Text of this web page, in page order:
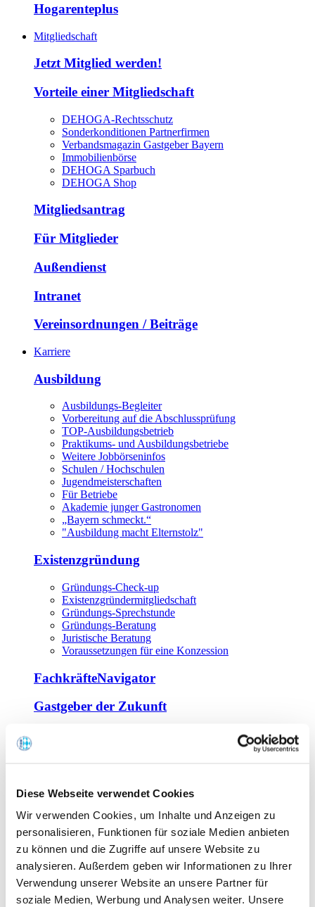
Diese Webseite verwendet Cookies
Wir verwenden Cookies, um Inhalte und Anzeigen zu
personalisieren, Funktionen für soziale Medien anbieten
zu können und die Zugriffe auf unsere Website zu
analysieren. Außerdem geben wir Informationen zu Ihrer
Verwendung unserer Website an unsere Partner für
soziale Medien, Werbung und Analysen weiter. Unsere
Hogarenteplus
Mitgliedschaft
Jetzt Mitglied werden!
Vorteile einer Mitgliedschaft
DEHOGA-Rechtsschutz
Sonderkonditionen Partnerfirmen
Verbandsmagazin Gastgeber Bayern
Immobilienbörse
DEHOGA Sparbuch
DEHOGA Shop
Mitgliedsantrag
Für Mitglieder
Außendienst
Intranet
Vereinsordnungen / Beiträge
Karriere
Ausbildung
Ausbildungs-Begleiter
Vorbereitung auf die Abschlussprüfung
TOP-Ausbildungsbetrieb
Praktikums- und Ausbildungsbetriebe
Weitere Jobbörseninfos
Schulen / Hochschulen
Jugendmeisterschaften
Für Betriebe
Akademie junger Gastronomen
„Bayern schmeckt.“
"Ausbildung macht Elternstolz"
Existenzgründung
Gründungs-Check-up
Existenzgründermitgliedschaft
Gründungs-Sprechstunde
Gründungs-Beratung
Juristische Beratung
Voraussetzungen für eine Konzession
FachkräfteNavigator
Gastgeber der Zukunft
Offene Seminare
Tagen im Palais
Wirte-und Unternehmerbrief
Lernplattform BOUNTI
Partner
Branchennahe Organisationen